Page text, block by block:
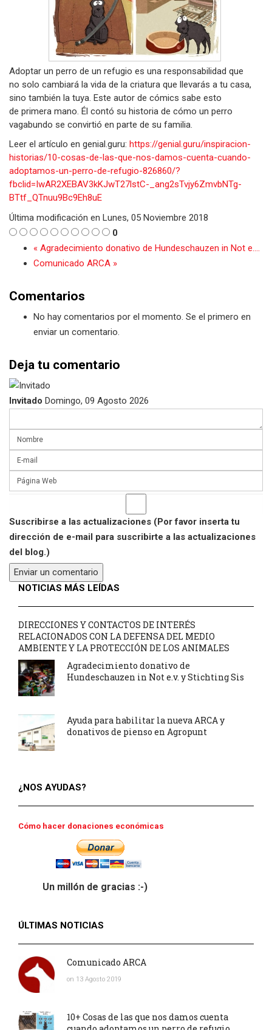
Adoptar un perro de un refugio es una responsabilidad que
no solo cambiará la vida de la criatura que llevarás a tu casa,
sino también la tuya. Este autor de cómics sabe esto
de primera mano. Él contó su historia de cómo un perro
vagabundo se convirtió en parte de su familia.
Leer el artículo en genial.guru: https://genial.guru/inspiracion-
historias/10-cosas-de-las-que-nos-damos-cuenta-cuando-
adoptamos-un-perro-de-refugio-826860/?
fbclid=IwAR2XEBAV3kKJwT27lstC-_ang2sTvjy6ZmvbNTg-
BTtf_QTnuu9Bc9Eh8uE
Última modificación en Lunes, 05 Noviembre 2018
0
« Agradecimiento donativo de Hundeschauzen in Not e....
Comunicado ARCA »
Comentarios
No hay comentarios por el momento. Se el primero en
enviar un comentario.
Deja tu comentario
Invitado Domingo, 09 Agosto 2026
Suscribirse a las actualizaciones (Por favor inserta tu
dirección de e-mail para suscribirte a las actualizaciones
del blog.)
NOTICIAS MÁS LEÍDAS
DIRECCIONES Y CONTACTOS DE INTERÉS
RELACIONADOS CON LA DEFENSA DEL MEDIO
AMBIENTE Y LA PROTECCIÓN DE LOS ANIMALES
Agradecimiento donativo de
Hundeschauzen in Not e.v. y Stichting Sis
Ayuda para habilitar la nueva ARCA y
donativos de pienso en Agropunt
¿NOS AYUDAS?
Cómo hacer donaciones económicas
Un millón de gracias :-)
ÚLTIMAS NOTICIAS
Comunicado ARCA
on 13 Agosto 2019
10+ Cosas de las que nos damos cuenta